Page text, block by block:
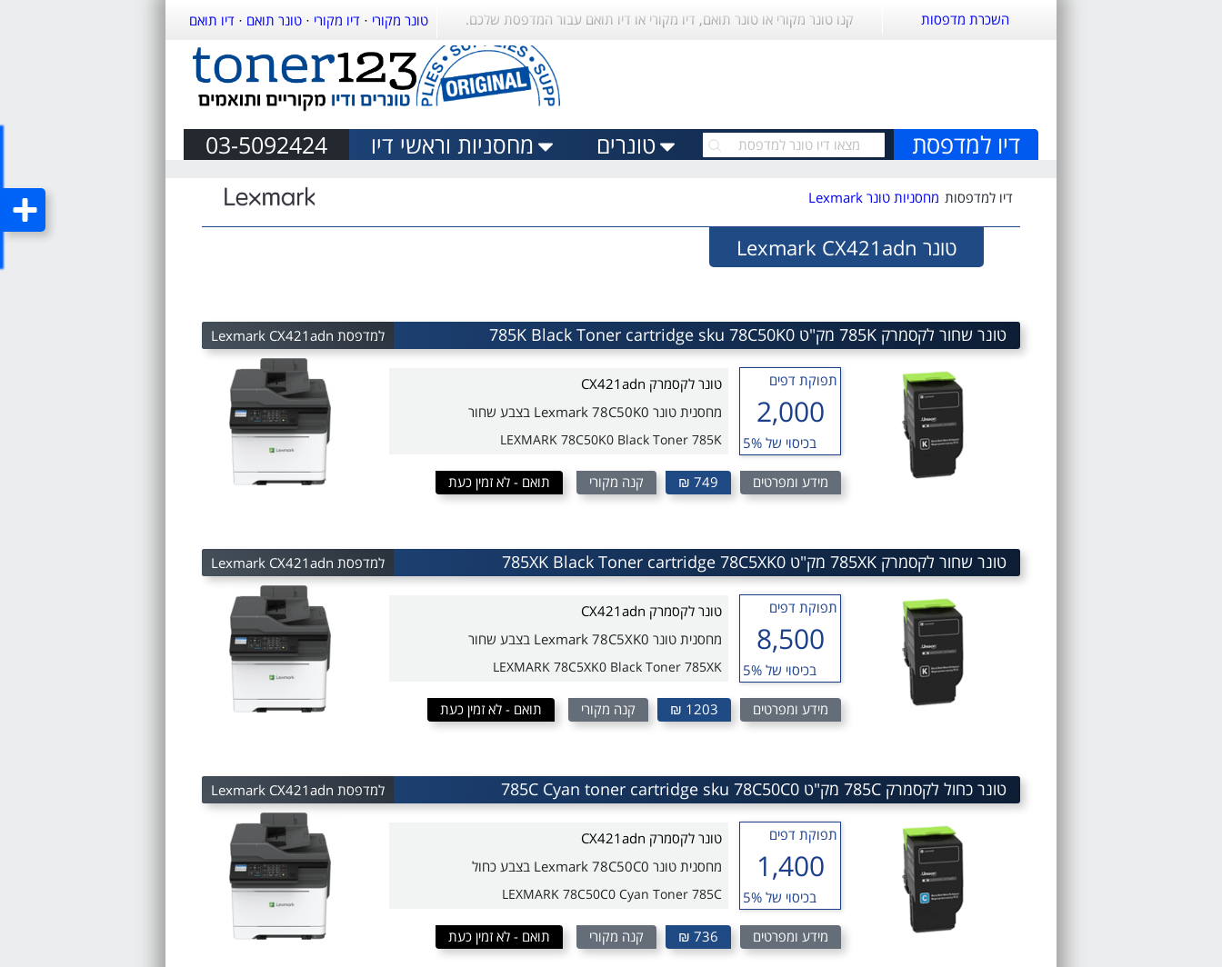
השכרת מדפסות קנו טונר מקורי או טונר תואם, דיו מקורי או דיו תואם עבור המדפסת שלכם. טונר מקורי · דיו מקורי · טונר תואם · דיו תואם
דיו למדפסת 03-5092424 מחסניות וראשי דיו טונרים
דיו למדפסות מחסניות טונר Lexmark
טונר Lexmark CX421adn
טונר שחור לקסמרק 785K מק"ט 785K Black Toner cartridge sku 78C50K0 למדפסת Lexmark CX421adn
תפוקת דפים
2,000
בכיסוי של 5%
טונר לקסמרק CX421adn
מחסנית טונר Lexmark 78C50K0 בצבע שחור
LEXMARK 78C50K0 Black Toner 785K
מידע ומפרטים 749 ₪ קנה מקורי תואם - לא זמין כעת
טונר שחור לקסמרק 785XK מק"ט 785XK Black Toner cartridge 78C5XK0 למדפסת Lexmark CX421adn
תפוקת דפים
8,500
בכיסוי של 5%
טונר לקסמרק CX421adn
מחסנית טונר Lexmark 78C5XK0 בצבע שחור
LEXMARK 78C5XK0 Black Toner 785XK
מידע ומפרטים 1203 ₪ קנה מקורי תואם - לא זמין כעת
טונר כחול לקסמרק 785C מק"ט 785C Cyan toner cartridge sku 78C50C0 למדפסת Lexmark CX421adn
תפוקת דפים
1,400
בכיסוי של 5%
טונר לקסמרק CX421adn
מחסנית טונר Lexmark 78C50C0 בצבע כחול
LEXMARK 78C50C0 Cyan Toner 785C
מידע ומפרטים 736 ₪ קנה מקורי תואם - לא זמין כעת